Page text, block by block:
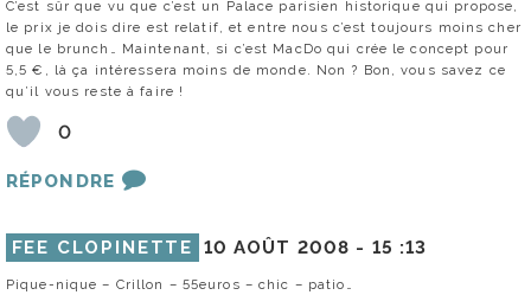
C’est sûr que vu que c’est un Palace parisien historique qui propose,
le prix je dois dire est relatif, et entre nous c’est toujours moins cher
que le brunch… Maintenant, si c’est MacDo qui crée le concept pour
5,5 €, là ça intéressera moins de monde. Non ? Bon, vous savez ce
qu’il vous reste à faire !
0
RÉPONDRE
FEE CLOPINETTE 10 AOÛT 2008 - 15 :13
Pique-nique – Crillon – 55euros – chic – patio…